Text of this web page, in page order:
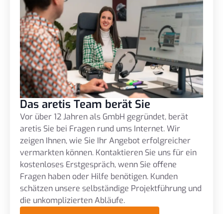
Das aretis Team berät Sie
Vor über 12 Jahren als GmbH gegründet, berät
aretis Sie bei Fragen rund ums Internet. Wir
zeigen Ihnen, wie Sie Ihr Angebot erfolgreicher
vermarkten können. Kontaktieren Sie uns für ein
kostenloses Erstgespräch, wenn Sie offene
Fragen haben oder Hilfe benötigen. Kunden
schätzen unsere selbständige Projektführung und
die unkomplizierten Abläufe.